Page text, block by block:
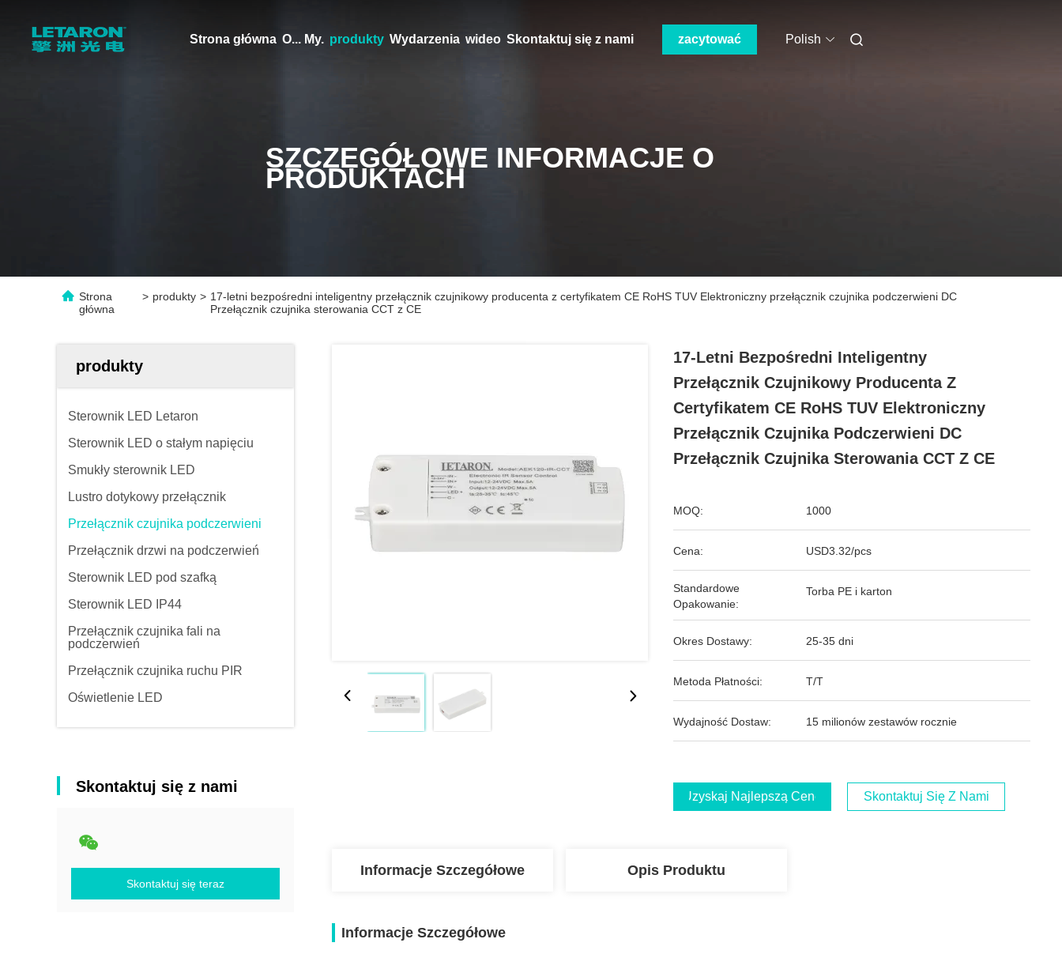
Strona główna O... My. produkty Wydarzenia wideo Skontaktuj się z nami zacytować Polish
SZCZEGÓŁOWE INFORMACJE O
PRODUKTACH
Strona
główna
> produkty > 17-letni bezpośredni inteligentny przełącznik czujnikowy producenta z certyfikatem CE RoHS TUV Elektroniczny przełącznik czujnika podczerwieni DC
Przełącznik czujnika sterowania CCT z CE
produkty
Sterownik LED Letaron
Sterownik LED o stałym napięciu
Smukły sterownik LED
Lustro dotykowy przełącznik
Przełącznik czujnika podczerwieni
Przełącznik drzwi na podczerwień
Sterownik LED pod szafką
Sterownik LED IP44
Przełącznik czujnika fali na
podczerwień
Przełącznik czujnika ruchu PIR
Oświetlenie LED
Skontaktuj się z nami
Skontaktuj się teraz
17-Letni Bezpośredni Inteligentny
Przełącznik Czujnikowy Producenta Z
Certyfikatem CE RoHS TUV Elektroniczny
Przełącznik Czujnika Podczerwieni DC
Przełącznik Czujnika Sterowania CCT Z CE
MOQ: 1000
Cena: USD3.32/pcs
Standardowe
Opakowanie:
Torba PE i karton
Okres Dostawy: 25-35 dni
Metoda Płatności: T/T
Wydajność Dostaw: 15 milionów zestawów rocznie
Uzyskaj Najlepszą Cenę Skontaktuj Się Z Nami
Informacje Szczegółowe Opis Produktu
Informacje Szczegółowe